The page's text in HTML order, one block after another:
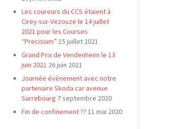
Les coureurs du CCS étaient à
Cirey-sur-Vezouze le 14 juillet
2021 pour les Courses
“Precisium” 15 juillet 2021
Grand Prix de Vendenheim le 13
juin 2021 26 juin 2021
Journée évènement avec notre
partenaire Skoda car avenue
Sarrebourg 7 septembre 2020
Fin de confinement ?? 11 mai 2020